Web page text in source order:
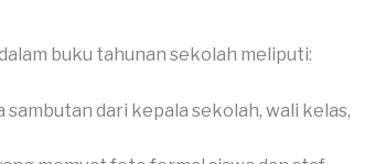
buku tahunan sekolah meliputi:
dari kepala sekolah, wali kelas,